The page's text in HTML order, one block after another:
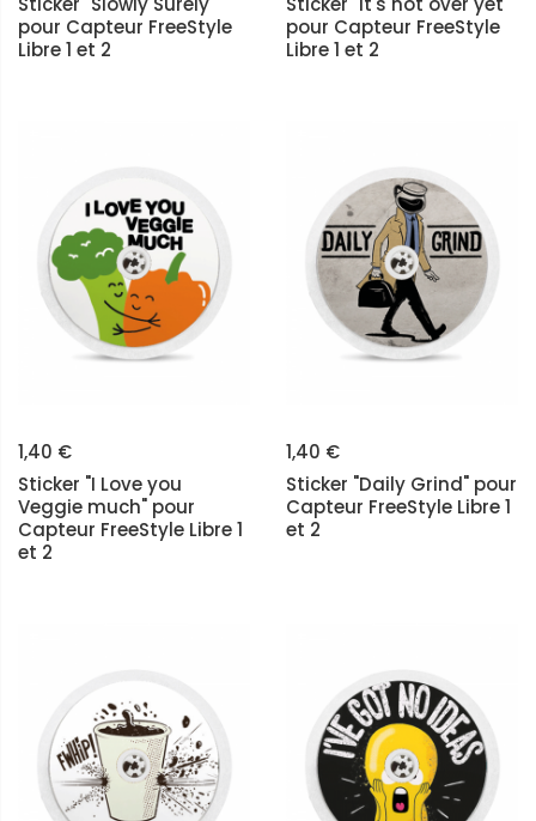
pour Capteur FreeStyle
Libre 1 et 2
pour Capteur FreeStyle
Libre 1 et 2
1,40 €
Sticker "I Love you
Veggie much" pour
Capteur FreeStyle Libre 1
et 2
1,40 €
Sticker "Daily Grind" pour
Capteur FreeStyle Libre 1
et 2